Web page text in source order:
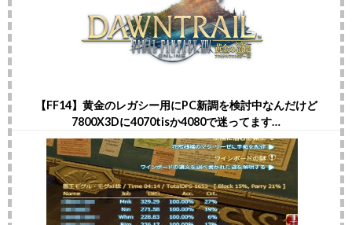
【FF14】黄金のレガシー用にPC新調を検討中なんだけど
7800X3Dに4070tisか4080で迷ってます…